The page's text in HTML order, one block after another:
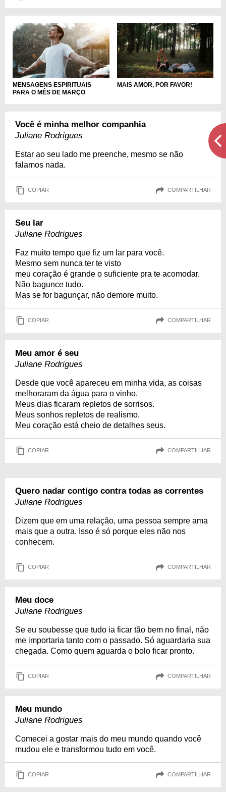
MENSAGENS ESPIRITUAIS
PARA O MÊS DE MARÇO
MAIS AMOR, POR FAVOR!
Você é minha melhor companhia
Juliane Rodrigues
Estar ao seu lado me preenche, mesmo se não
falamos nada.
COPIAR COMPARTILHAR
Seu lar
Juliane Rodrigues
Faz muito tempo que fiz um lar para você.
Mesmo sem nunca ter te visto
meu coração é grande o suficiente pra te acomodar.
Não bagunce tudo.
Mas se for bagunçar, não demore muito.
COPIAR COMPARTILHAR
Meu amor é seu
Juliane Rodrigues
Desde que você apareceu em minha vida, as coisas
melhoraram da água para o vinho.
Meus dias ficaram repletos de sorrisos.
Meus sonhos repletos de realismo.
Meu coração está cheio de detalhes seus.
COPIAR COMPARTILHAR
Quero nadar contigo contra todas as correntes
Juliane Rodrigues
Dizem que em uma relação, uma pessoa sempre ama
mais que a outra. Isso é só porque eles não nos
conhecem.
COPIAR COMPARTILHAR
Meu doce
Juliane Rodrigues
Se eu soubesse que tudo ia ficar tão bem no final, não
me importaria tanto com o passado. Só aguardaria sua
chegada. Como quem aguarda o bolo ficar pronto.
COPIAR COMPARTILHAR
Meu mundo
Juliane Rodrigues
Comecei a gostar mais do meu mundo quando você
mudou ele e transformou tudo em você.
COPIAR COMPARTILHAR